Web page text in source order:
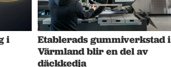
i
Etablerads gummiverkstad i
Värmland blir en del av
däckkedja